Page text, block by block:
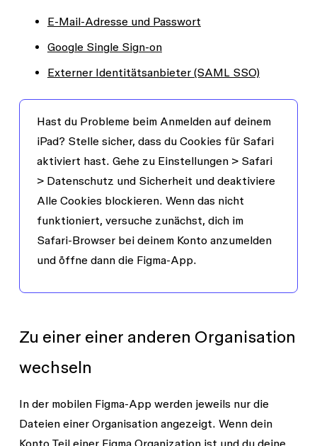
E-Mail-Adresse und Passwort
Google Single Sign-on
Externer Identitätsanbieter (SAML SSO)
Hast du Probleme beim Anmelden auf deinem
iPad? Stelle sicher, dass du Cookies für Safari
aktiviert hast. Gehe zu Einstellungen> Safari
> Datenschutz und Sicherheit und deaktiviere
Alle Cookies blockieren. Wenn das nicht
funktioniert, versuche zunächst, dich im
Safari-Browser bei deinem Konto anzumelden
und öffne dann die Figma-App.
Zu einer einer anderen Organisation
wechseln
In der mobilen Figma-App werden jeweils nur die
Dateien einer Organisation angezeigt. Wenn dein
Konto Teil einer Figma Organization ist und du deine